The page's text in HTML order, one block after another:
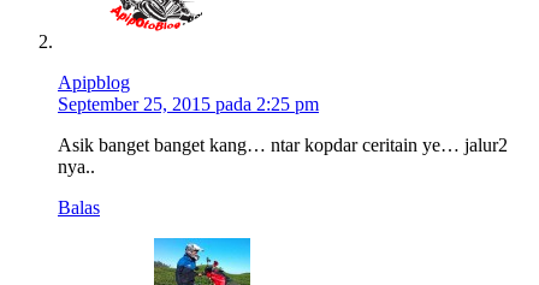
Apipblog
September 25, 2015 pada 2:25 pm
Asik banget banget kang… ntar kopdar ceritain ye… jalur2
nya..
Balas